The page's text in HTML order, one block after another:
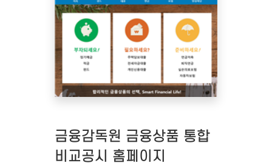
금융감독원 금융상품 통합
비교공시 홈페이지